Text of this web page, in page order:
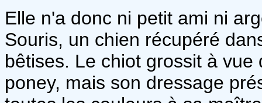
Elle n'a donc ni petit ami ni
Souris, un chien récupéré
bêtises. Le chiot grossit à
poney, mais son dressage